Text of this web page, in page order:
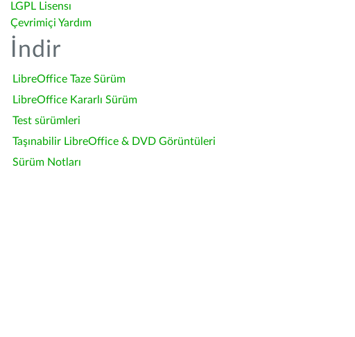
LGPL Lisensı
Çevrimiçi Yardım
İndir
LibreOffice Taze Sürüm
LibreOffice Kararlı Sürüm
Test sürümleri
Taşınabilir LibreOffice & DVD Görüntüleri
Sürüm Notları